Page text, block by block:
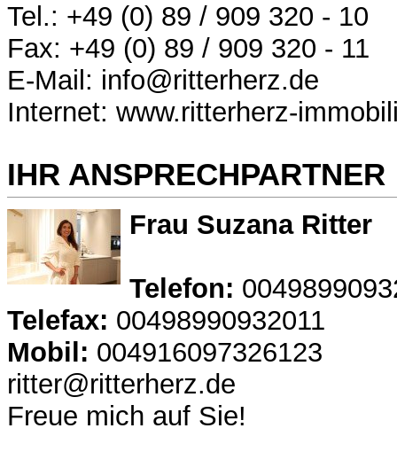
Tel.: +49 (0) 89 / 909 320 - 10
Fax: +49 (0) 89 / 909 320 - 11
E-Mail: info@ritterherz.de
Internet: www.ritterherz-
IHR ANSPRECHPARTNER
Frau Suzana Ritter
Telefon:
Telefax: 00498990932011
Mobil: 004916097326123
ritter@ritterherz.de
Freue mich auf Sie!